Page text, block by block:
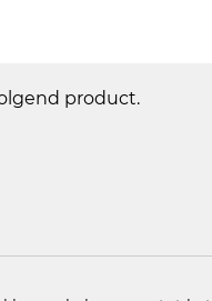
product.